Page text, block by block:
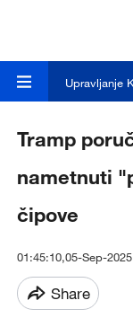
Upravljanje
Tramp
nametnuti
čipove
01:45:10,05-Sep-2025
Share